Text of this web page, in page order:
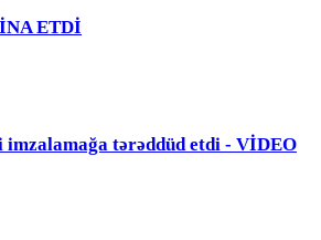
ETDİ
tərəddüd etdi - VİDEO